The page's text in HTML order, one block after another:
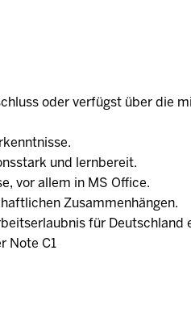
oder verfügst über die
und lernbereit.
vor allem in MS Office.
Zusammenhängen.
für
Note C1